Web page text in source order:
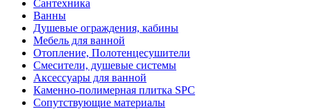
Сантехника
Ванны
Душевые ограждения, кабины
Мебель для ванной
Отопление, Полотенцесушители
Смесители, душевые системы
Аксессуары для ванной
Каменно-полимерная плитка SPC
Сопутствующие материалы